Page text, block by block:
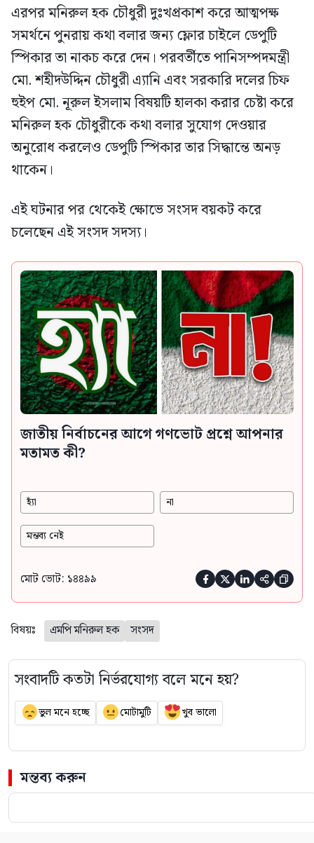
এরপর মনিরুল হক চৌধুরী দুঃখপ্রকাশ করে আত্মপক্ষ
সমর্থনে পুনরায় কথা বলার জন্য ফ্লোর চাইলে ডেপুটি
স্পিকার তা নাকচ করে দেন। পরবর্তীতে পানিসম্পদমন্ত্রী
মো. শহীদউদ্দিন চৌধুরী এ্যানি এবং সরকারি দলের চিফ
হুইপ মো. নূরুল ইসলাম বিষয়টি হালকা করার চেষ্টা করে
মনিরুল হক চৌধুরীকে কথা বলার সুযোগ দেওয়ার
অনুরোধ করলেও ডেপুটি স্পিকার তার সিদ্ধান্তে অনড়
থাকেন।
এই ঘটনার পর থেকেই ক্ষোভে সংসদ বয়কট করে
চলেছেন এই সংসদ সদস্য।
জাতীয় নির্বাচনের আগে গণভোট প্রশ্নে আপনার
মতামত কী?
হ্যাঁ না
মন্তব্য নেই
মোট ভোট: ১৪৪৯৯     
বিষয়ঃ এমপি মনিরুল হক সংসদ
সংবাদটি কতটা নির্ভরযোগ্য বলে মনে হয়?
ভুল মনে হচ্ছে মোটামুটি খুব ভালো
মন্তব্য করুন